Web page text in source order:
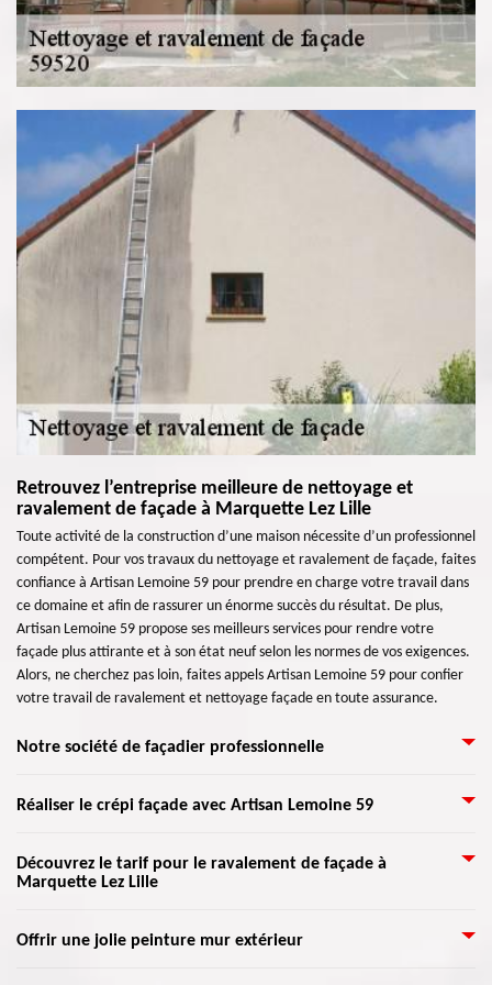
Retrouvez l’entreprise meilleure de nettoyage et
ravalement de façade à Marquette Lez Lille
Toute activité de la construction d’une maison nécessite d’un professionnel
compétent. Pour vos travaux du nettoyage et ravalement de façade, faites
confiance à Artisan Lemoine 59 pour prendre en charge votre travail dans
ce domaine et afin de rassurer un énorme succès du résultat. De plus,
Artisan Lemoine 59 propose ses meilleurs services pour rendre votre
façade plus attirante et à son état neuf selon les normes de vos exigences.
Alors, ne cherchez pas loin, faites appels Artisan Lemoine 59 pour confier
votre travail de ravalement et nettoyage façade en toute assurance.
Notre société de façadier professionnelle
Si vous recherchez une entreprise crédible qui prend en charge les travaux
indispensables pour votre façade. Qu’il faut faire une peinture de façade,
une application d’enduit, une réparation, ou un nettoyage, elle est capable
prendre un rendez-vous pour qu’on puise discuter sans difficulté de votre
Réaliser le crépi façade avec Artisan Lemoine 59
La raison d’appliquer du crépi sur une façade, aussi connue sous le nom
« enduit », est qu’il permet de décorer les murs extérieurs de toute
l’endroit où se place votre demeure. Le crépi est granuleux qu’il doit être
mixé avec une substance qui permet d’avoir une pâte. Nous l’appliquerons
Découvrez le tarif pour le ravalement de façade à
Marquette Lez Lille
Désirez-vous réaliser un ravalement de votre façade ? Vous ne savez pas
Offrir une jolie peinture mur extérieur